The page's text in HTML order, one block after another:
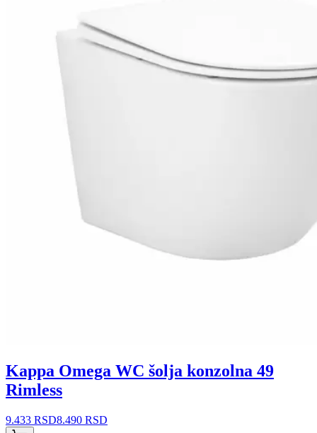
Kappa Omega WC šolja konzolna 49
Rimless
9.433 RSD8.490 RSD